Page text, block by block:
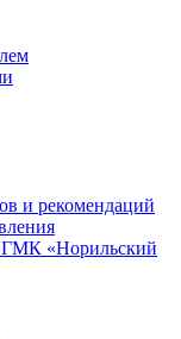
и рекомендаций
«Норильский